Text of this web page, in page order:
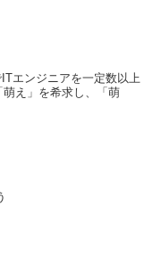
エンジニアを一定数以上
え」を希求し、「萌